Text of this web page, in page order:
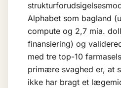
Alphabet som bagland
compute og 2,7 mia.
finansiering) og
med tre top-10
primære svaghed er, at
ikke har bragt et